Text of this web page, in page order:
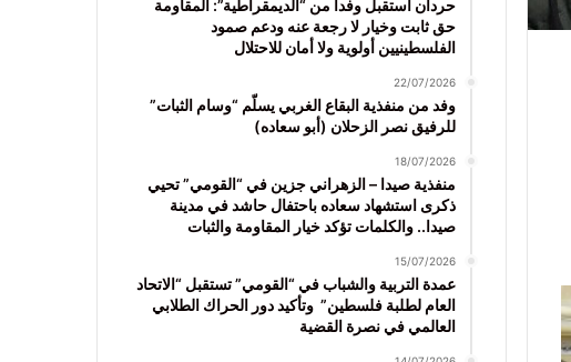
حردان استقبل وفداً من “الديمقراطية”: المقاومة
حق ثابت وخيار لا رجعة عنه ودعم صمود
الفلسطينيين أولوية ولا أمان للاحتلال
22/07/2026
وفد من منفذية البقاع الغربي يسلّم “وسام الثبات”
للرفيق نصر الزحلان (أبو سعاده)
18/07/2026
منفذية صيدا – الزهراني جزين في “القومي” تحيي
ذكرى استشهاد سعاده باحتفال حاشد في مدينة
صيدا.. والكلمات تؤكد خيار المقاومة والثبات
15/07/2026
عمدة التربية والشباب في “القومي” تستقبل “الاتحاد
العام لطلبة فلسطين” وتأكيد دور الحراك الطلابي
العالمي في نصرة القضية